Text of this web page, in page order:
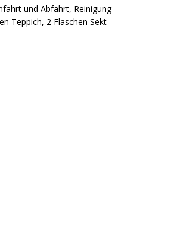
und Abfahrt, Reinigung
Teppich, 2 Flaschen Sekt